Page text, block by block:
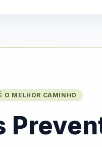
O MELHOR CAMINHO